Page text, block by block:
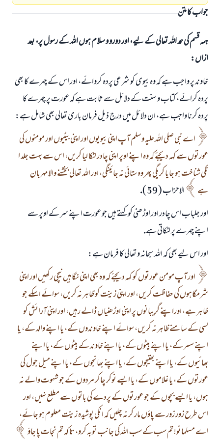
جواب کا متن
ہمہ قسم کی حمد اللہ تعالی کے لیے، اور دورو و سلام ہوں اللہ کے رسول پر، بعد
ازاں:
خاوند پر واجب ہے كہ وہ بيوى كو شرعى پردہ كروائے، اور اس كے چہرے كا بھى
پردہ كرائے، كتاب و سنت كے دلائل سے ثابت ہے كہ عورت پر چہرے كا
پردہ كرنا واجب ہے، ان دلائل ميں درج ذيل فرمان بارى تعالى بھى شامل ہے:
اے نبى صلى اللہ عليہ وسلم آپ اپنى بيويوں اور اپنى بيٹيوں اور مومنوں كى
عورتوں سے كہہ ديجئے كہ وہ اپنے اوپر اپنى چادر لٹكا ليا كريں، اس سے بہت جلد ا
نكى شناخت ہو جايا كريگى پھر وہ ستائى نہ جائينگى، اور اللہ تعالى بخشنے والا مہربان
ہے
الاحزاب ( 59 ).
اور جلباب اس چادر اور اوڑھنى كو كہتے ہيں جو عورت اپنے سر كے اوپر سے
اپنے چہرے پر لٹكاتى ہے.
اور اس ليے بھى كہ اللہ سبحانہ و تعالى كا فرمان ہے:
اور آپ مومن عورتوں كو كہہ ديجئے كہ وہ بھى اپنى نگاہيں نيچى ركھيں اور اپنى
شرمگاہوں كى حفاظت كريں، اور اپنى زينت كو ظاہر نہ كريں، سوائے اسكے جو
ظاہر ہے، اوراپنے گريبانوں پر اپنى اوڑھنياں ڈالے رہيں، اور اپنى آرائش كو
كسى كے سامنے ظاہر نہ كريں، سوائے اپنے خاوندوں كے، يا اپنے والد كے، يا
اپنے سسر كے، يا اپنے بيٹوں كے، يا اپنے خاوند كے بيٹوں كے، يا اپنے
بھائيوں كے، يا اپنے بھتيجوں كے، يا اپنے بھانجوں كے، يا اپنے ميل جول كى
عورتوں كے، يا غلاموں كے، يا ايسے نوكر چاكر مردوں كے جو شہوت والے نہ
ہوں، يا ايسے بچوں كے جو عورتوں كے پردے كى باتوں سے مطلع نہيں، اور
اس طرح زور زور سے پاؤں مار كر نہ چليں كہ انكى پوشيدہ زينت معلوم ہو جائے،
اے مسلمانو! تم سب كے سب اللہ كى جانب توبہ كرو، تا كہ تم نجات پا جاؤ